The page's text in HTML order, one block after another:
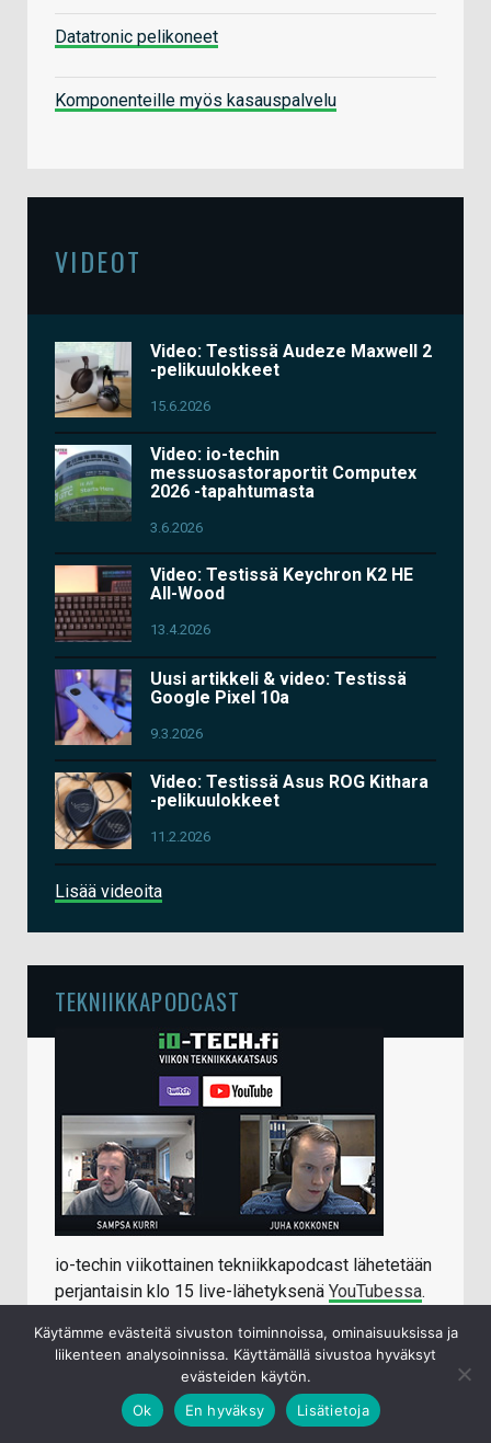
Datatronic pelikoneet
Komponenteille myös kasauspalvelu
VIDEOT
Video: Testissä Audeze Maxwell 2
-pelikuulokkeet
15.6.2026
Video: io-techin
messuosastoraportit Computex
2026 -tapahtumasta
3.6.2026
Video: Testissä Keychron K2 HE
All-Wood
13.4.2026
Uusi artikkeli & video: Testissä
Google Pixel 10a
9.3.2026
Video: Testissä Asus ROG Kithara
-pelikuulokkeet
11.2.2026
Lisää videoita
TEKNIIKKAPODCAST
io-techin viikottainen tekniikkapodcast lähetetään
perjantaisin klo 15 live-lähetyksenä YouTubessa.
viikon ajalta ajankohtaiset tietotekniikka- ja
mobiiliaiheet.
Jälkikäteen katseltavissa/kuunneltavissa:
Käytämme evästeitä sivuston toiminnoissa, ominaisuuksissa ja
liikenteen analysoinnissa. Käyttämällä sivustoa hyväksyt
evästeiden käytön.
Ok
En hyväksy Lisätietoja